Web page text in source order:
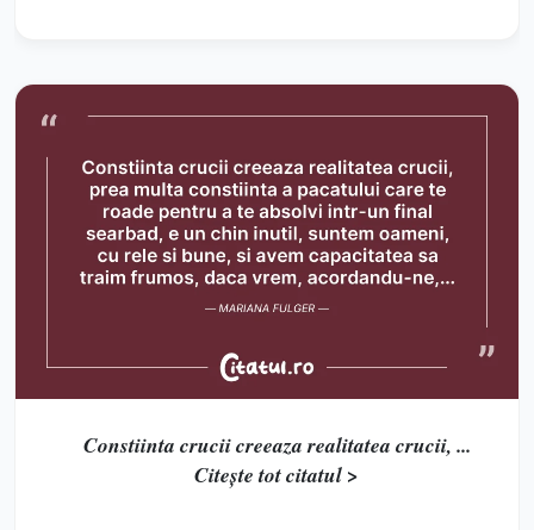
Constiinta crucii creeaza realitatea crucii, ...
Citește tot citatul >